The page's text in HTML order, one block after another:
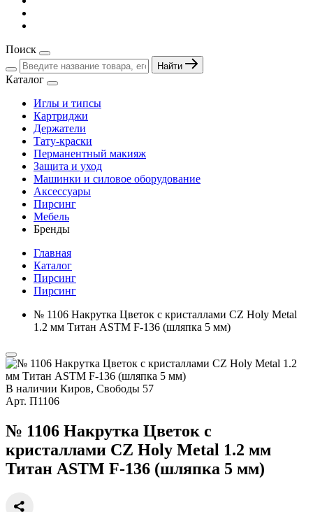
Поиск
Найти
Каталог
Иглы и типсы
Картриджи
Держатели
Тату-краски
Перманентный макияж
Защита и уход
Машинки и силовое оборудование
Аксессуары
Пирсинг
Мебель
Бренды
Главная
Каталог
Пирсинг
Пирсинг
№ 1106 Накрутка Цветок с кристаллами CZ Holy Metal
1.2 мм Титан ASTM F-136 (шляпка 5 мм)
В наличии Киров, Свободы 57
Арт. П1106
№ 1106 Накрутка Цветок с
кристаллами CZ Holy Metal 1.2 мм
Титан ASTM F-136 (шляпка 5 мм)